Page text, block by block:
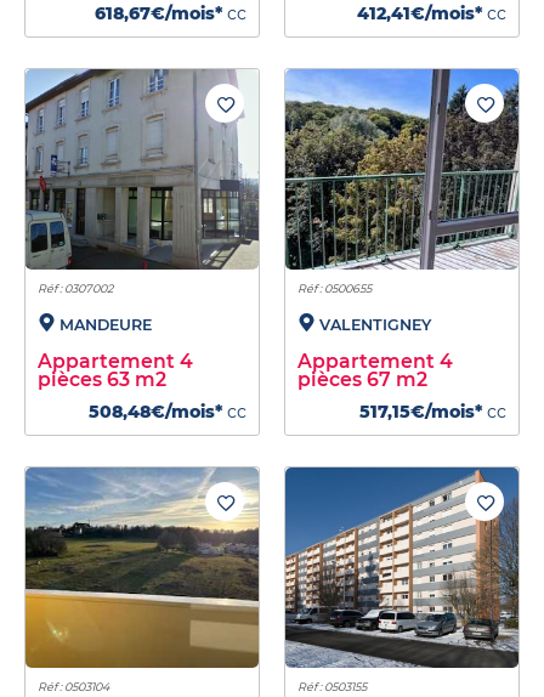
618,67€/mois* cc 412,41€/mois* cc
Réf : 0307002
MANDEURE
Appartement 4
pièces 63 m2
508,48€/mois* cc
Réf : 0500655
VALENTIGNEY
Appartement 4
pièces 67 m2
517,15€/mois* cc
Réf : 0503104 Réf : 0503155